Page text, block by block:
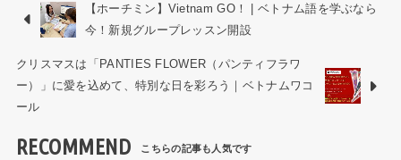
【ホーチミン】Vietnam GO！ | ベトナム語を学ぶなら
今！新規グループレッスン開設
クリスマスは「​PANTIES FLOWER（パンティフラワ
ー）」に愛を込めて、特別な日を彩ろう｜ベトナムワコ
ール
RECOMMEND